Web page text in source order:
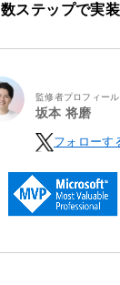
数ステップで実
監修者プロフィール
坂本 将磨
フォローす